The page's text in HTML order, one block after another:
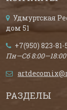
Удмуртская
дом 51
+7(950) 823-81-
Пн—Сб
РАЗДЕЛЫ